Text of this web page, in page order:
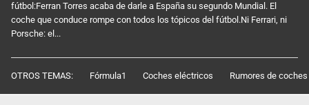
fútbol:Ferran Torres acaba de darle a España su segundo Mundial. El
coche que conduce rompe con todos los tópicos del fútbol.Ni Ferrari, ni
Porsche: el...
OTROS TEMAS: Fórmula1 Coches eléctricos Rumores de coches